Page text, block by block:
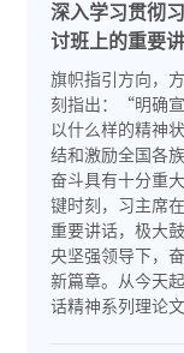
深入学习贯彻
讨班上的重要
旗帜指引方向，
刻指出：“明确宣
以什么样的精神
结和激励全国各
奋斗具有十分重
键时刻，习主席
重要讲话，极大
央坚强领导下，
新篇章。从今天
话精神系列理论